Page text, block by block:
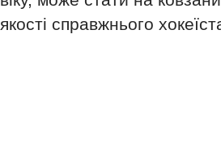
якості справжнього